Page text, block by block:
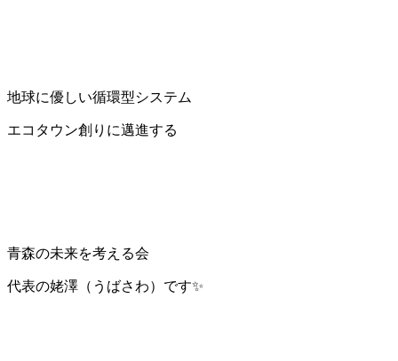
地球に優しい循環型システム
エコタウン創りに邁進する
青森の未来を考える会
代表の姥澤（うばさわ）です✨️